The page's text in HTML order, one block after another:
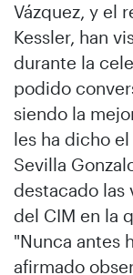
Vázquez, y el
Kessler, han
durante la
podido
siendo la
les ha dicho
Sevilla
destacado las
del CIM en la
"Nunca antes
afirmado